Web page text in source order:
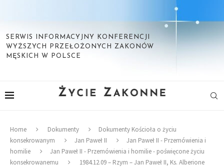
SERWIS INFORMACYJNY KONFERENCJI
WYŻSZYCH PRZEŁOŻONYCH ZAKONÓW
MĘSKICH W POLSCE
Home Dokumenty
Dokumenty Kościoła o życiu
konsekrowanym
Jan Paweł II
Jan Paweł II - Przemówienia i
homilie
Jan Paweł II - Przemówienia i homilie - poświęcone życiu
konsekrowanemu
1984.12.09 – Rzym – Jan Paweł II, Ks. Alberione